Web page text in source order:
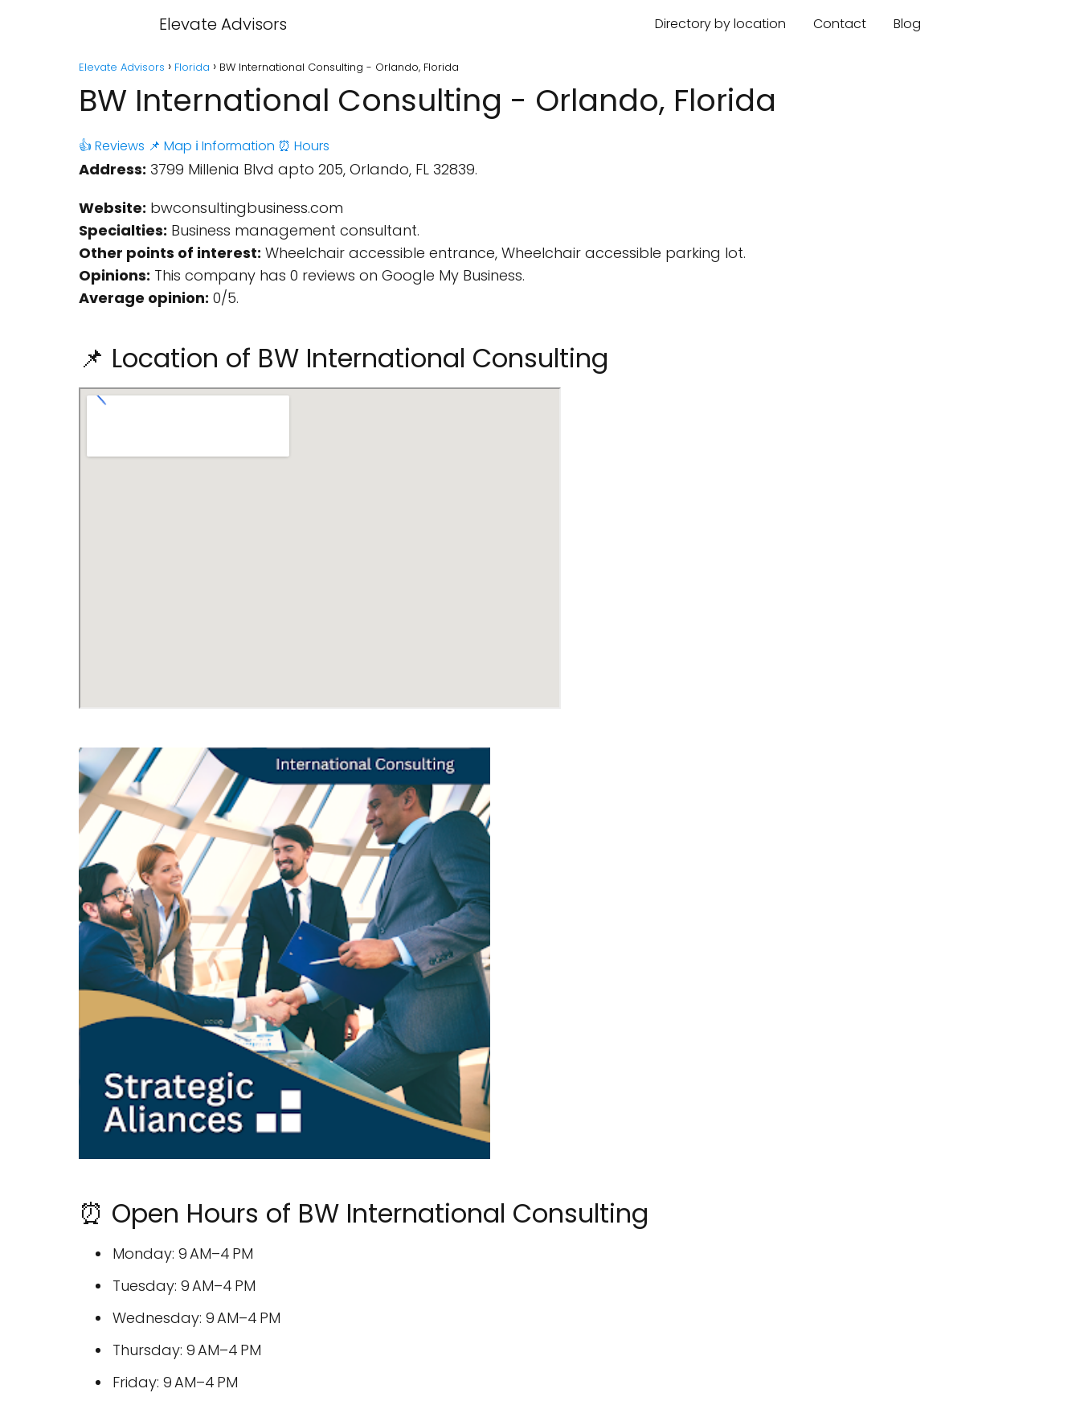
Elevate Advisors Directory by location Contact Blog
Elevate Advisors Florida BW International Consulting - Orlando, Florida
BW International Consulting - Orlando, Florida
👍 Reviews 📌 Map ℹ️ Information ⏰ Hours
Address: 3799 Millenia Blvd apto 205, Orlando, FL 32839.
Website: bwconsultingbusiness.com
Specialties: Business management consultant.
Other points of interest: Wheelchair accessible entrance, Wheelchair accessible parking lot.
Opinions: This company has 0 reviews on Google My Business.
Average opinion: 0/5.
📌 Location of BW International Consulting
⏰ Open Hours of BW International Consulting
Monday: 9 AM–4 PM
Tuesday: 9 AM–4 PM
Wednesday: 9 AM–4 PM
Thursday: 9 AM–4 PM
Friday: 9 AM–4 PM